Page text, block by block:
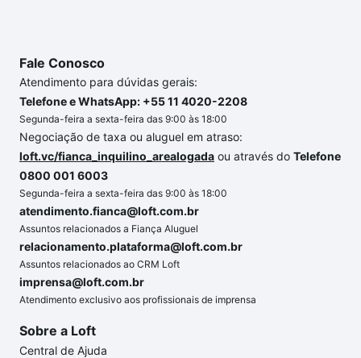
Fale Conosco
Atendimento para dúvidas gerais:
Telefone e WhatsApp: +55 11 4020-2208
Segunda-feira a sexta-feira das 9:00 às 18:00
Negociação de taxa ou aluguel em atraso:
loft.vc/fianca_inquilino_arealogada ou através do Telefone
0800 001 6003
Segunda-feira a sexta-feira das 9:00 às 18:00
atendimento.fianca@loft.com.br
Assuntos relacionados a Fiança Aluguel
relacionamento.plataforma@loft.com.br
Assuntos relacionados ao CRM Loft
imprensa@loft.com.br
Atendimento exclusivo aos profissionais de imprensa
Sobre a Loft
Central de Ajuda